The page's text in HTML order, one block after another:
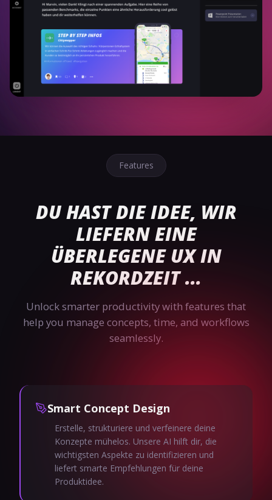
Features
DU HAST DIE IDEE, WIR
LIEFERN EINE
ÜBERLEGENE UX IN
REKORDZEIT ...
Unlock smarter productivity with features that
help you manage concepts, time, and workflows
seamlessly.
Smart Concept Design
Erstelle, strukturiere und verfeinere deine
Konzepte mühelos. Unsere AI hilft dir, die
wichtigsten Aspekte zu identifizieren und
liefert smarte Empfehlungen für deine
Produktidee.